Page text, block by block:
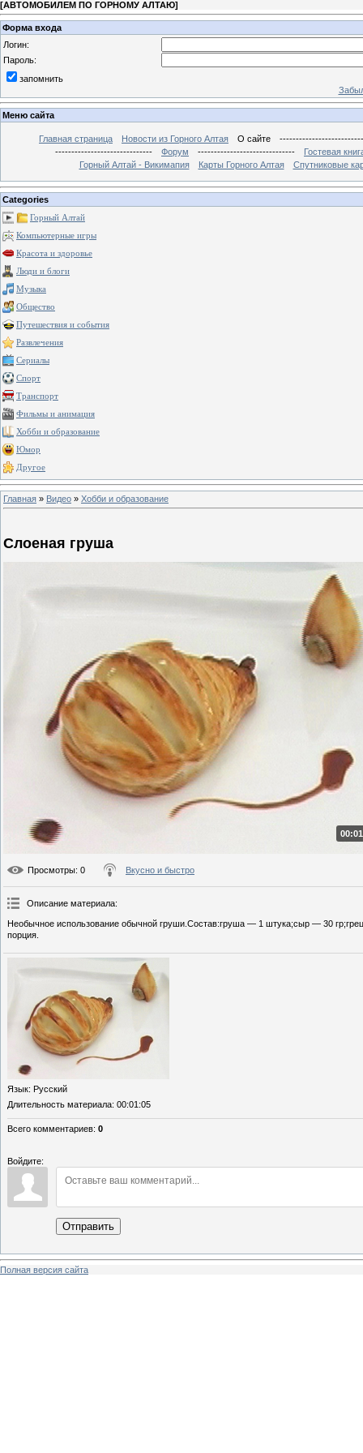
[АВТОМОБИЛЕМ ПО ГОРНОМУ АЛТАЮ]
Форма входа
Логин:
Пароль:
запомнить
Меню сайта
Главная страница Новости из Горного Алтая О сайте
------------------------------
Форум ------------------------------
Гостевая
Горный Алтай - Викимапия
Карты Горного Алтая Спутниковые
Categories
Горный Алтай
Компьютерные игры
Красота и здоровье
Люди и блоги
Музыка
Общество
Путешествия и события
Развлечения
Сериалы
Спорт
Транспорт
Фильмы и анимация
Хобби и образование
Юмор
Другое
Главная » Видео » Хобби и образование
Слоеная груша
Просмотры: 0 Вкусно и быстро
Описание материала:
Необычное использование обычной груши.Состав:груша — 1 штука;сыр — 30
порция.
Язык: Русский
Длительность материала: 00:01:05
Всего комментариев: 0
Войдите:
Отправить
Полная версия сайта